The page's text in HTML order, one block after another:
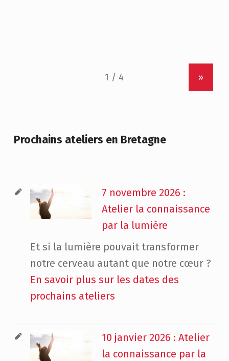
»
Prochains ateliers en Bretagne
7 novembre 2026 :
Atelier la connaissance
par la lumière
Et si la lumière pouvait transformer
notre cerveau autant que notre cœur ?
En savoir plus sur les dates des
prochains ateliers
10 janvier 2026 : Atelier
la connaissance par la